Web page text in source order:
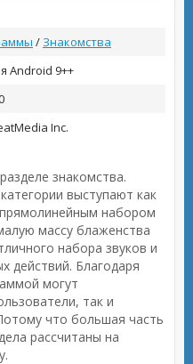
/ Знакомства
Android 9++
Inc.
знакомства.
выступают как
набором
массу блаженства
набора звуков и
действий. Благодаря
могут
так и
что большая часть
рассчитаны на